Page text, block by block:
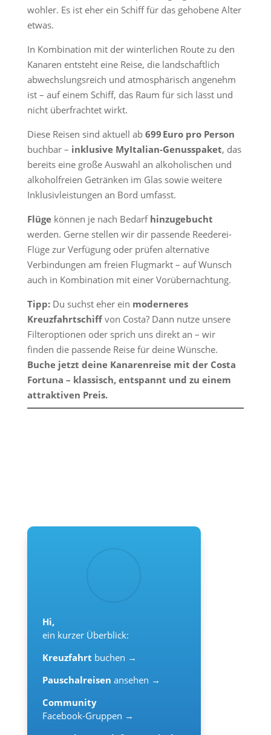
wohler. Es ist eher ein Schiff für das gehobene Alter
etwas.
In Kombination mit der winterlichen Route zu den
Kanaren entsteht eine Reise, die landschaftlich
abwechslungsreich und atmosphärisch angenehm
ist – auf einem Schiff, das Raum für sich lässt und
nicht überfrachtet wirkt.
Diese Reisen sind aktuell ab 699 Euro pro Person
buchbar – inklusive MyItalian-Genusspaket, das
bereits eine große Auswahl an alkoholischen und
alkoholfreien Getränken im Glas sowie weitere
Inklusivleistungen an Bord umfasst.
Flügekönnen je nach Bedarf hinzugebucht
werden. Gerne stellen wir dir passende Reederei-
Flüge zur Verfügung oder prüfen alternative
Verbindungen am freien Flugmarkt – auf Wunsch
auch in Kombination mit einer Vorübernachtung.
Tipp:Du suchst eher ein moderneres
Kreuzfahrtschiffvon Costa? Dann nutze unsere
Filteroptionen oder sprich uns direkt an – wir
finden die passende Reise für deine Wünsche.
Buche jetzt deine Kanarenreise mit der Costa
Fortuna – klassisch, entspannt und zu einem
attraktiven Preis.
Hi,
ein kurzer Überblick:
Kreuzfahrt buchen →
Pauschalreisen ansehen →
Community
Facebook-Gruppen →